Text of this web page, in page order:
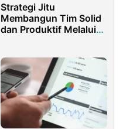
Strategi Jitu
Membangun Tim Solid
dan Produktif Melalui